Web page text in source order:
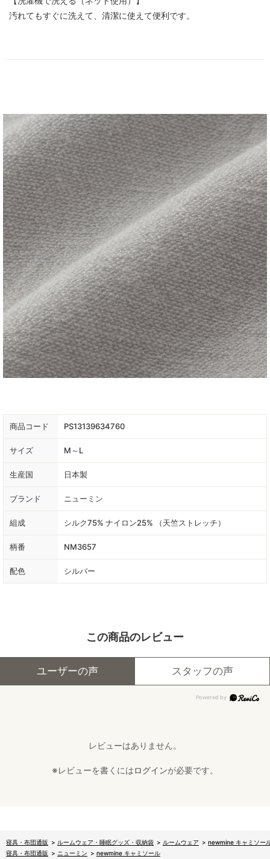
汚れてもすぐに洗えて、清潔に使えて便利です。
商品コード PS13139634760
サイズ M～L
生産国 日本製
ブランド ニューミン
組成 シルク75% ナイロン25% （天竺ストレッチ）
柄番 NM3657
配色 シルバー
この商品のレビュー
ユーザーの声 スタッフの声
レビューはありません。
※レビューを書くにはログインが必要です。
寝具・布団通販 > ルームウェア・睡眠グッズ・収納袋 > ルームウェア > newmine キャミソー
寝具・布団通販 > ニューミン > newmine キャミソール